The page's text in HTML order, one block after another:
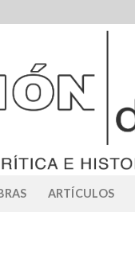
ARTÍCULOS